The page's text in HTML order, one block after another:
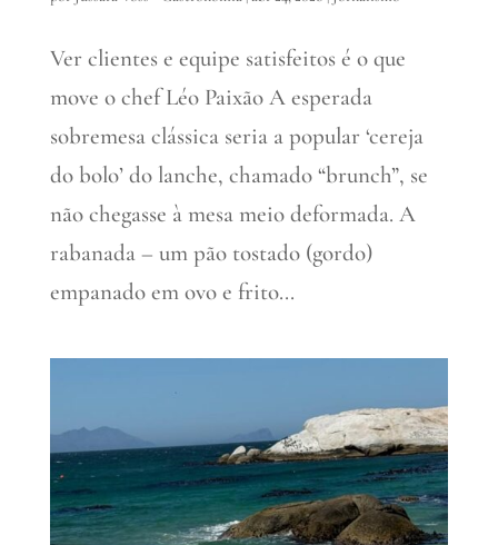
Ver clientes e equipe satisfeitos é o que
move o chef Léo Paixão A esperada
sobremesa clássica seria a popular ‘cereja
do bolo’ do lanche, chamado “brunch”, se
não chegasse à mesa meio deformada. A
rabanada – um pão tostado (gordo)
empanado em ovo e frito...